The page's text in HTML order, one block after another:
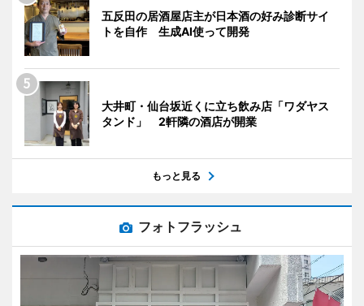
五反田の居酒屋店主が日本酒の好み診断サイ
トを自作 生成AI使って開発
大井町・仙台坂近くに立ち飲み店「ワダヤス
タンド」 2軒隣の酒店が開業
もっと見る
フォトフラッシュ